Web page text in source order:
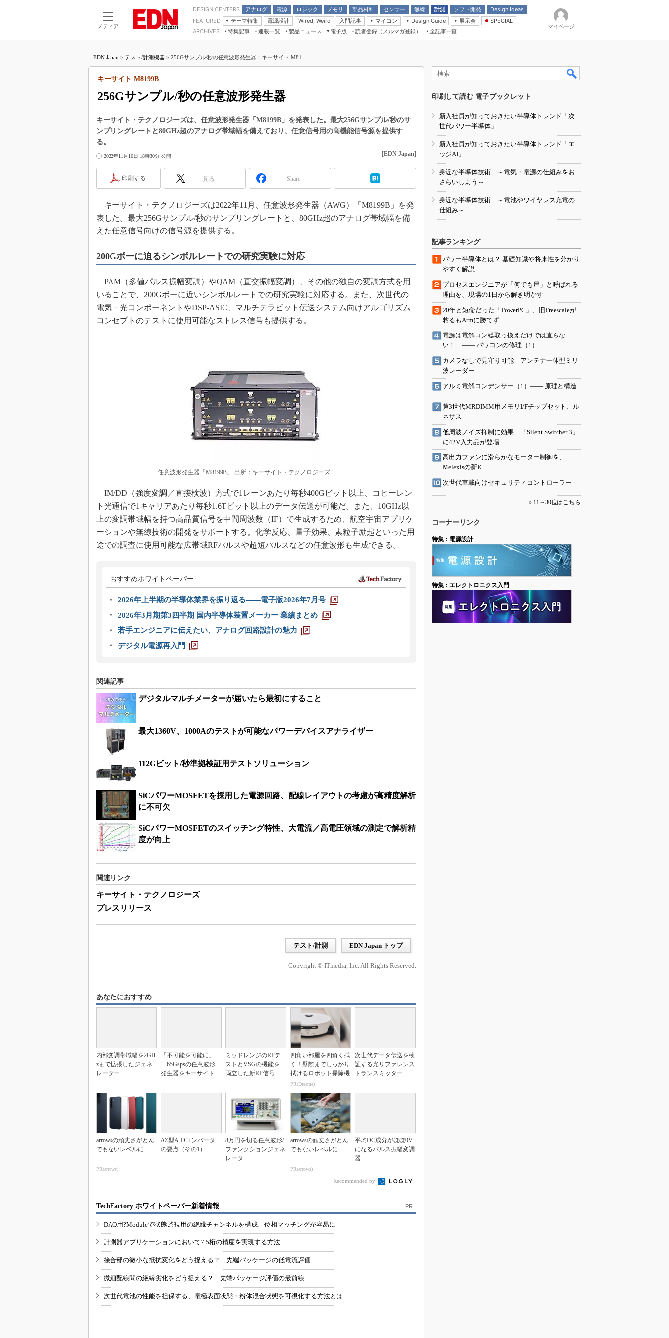
メディア
DESIGN CENTERS アナログ
電源
モーター
ロジック
LSI
メモリ
部品材料
受動部品
センサー 無線 計測 ソフト開発
Design Ideas
アナログ機能回路
計測とテスト
FEATURED
テーマ特集
つながるクルマ
エレクトロニクス入門
医療エレ（EE Times Japan）
電源設計 Wired, Weird
入門記事
モーター入門
マイコン
マイコン講座
Design Guide
計測機器
展示会
CEATEC
組込み/エッジコンピューティング展
SPECIAL
Microchip情報
ARCHIVES 特集記事
連載一覧
マイクロプロセッサ懐古録
用講座
たった2つの式で始めるDC/DCコン
バーターの設計
DC-DCコンバーター活用講座
Wired, Weird
高速シリアル伝送技術講座
ズ編
めざせ高効率！ モーター駆動入門講
Bluetooth mesh入門
最新記事一覧
計測器メーカーから見た5G
USB Type-Cの登場で評価試験はど
う変わる？
製品ニュース
電子版
電子ブックレット
読者登録（メルマガ登録） 全記事一覧
マイページ
EDN Japan > テスト/計測機器 > 256Gサンプル/秒の任意波形発生器：キーサイト M81...
256Gサンプル/秒の任意波形発生器
キーサイト M8199B
キーサイト・テクノロジーズは、任意波形発生器「M8199B」を発表した。最大256Gサンプル/秒のサ
ンプリングレートと80GHz超のアナログ帯域幅を備えており、任意信号用の高機能信号源を提供す
る。
2022年11月16日 18時30分 公開 [EDN Japan]
印刷する 見る Share
キーサイト・テクノロジーズは2022年11月、任意波形発生器（AWG）「M8199B」を発
表した。最大256Gサンプル/秒のサンプリングレートと、80GHz超のアナログ帯域幅を備
えた任意信号向けの信号源を提供する。
200Gボーに迫るシンボルレートでの研究実験に対応
PAM（多値パルス振幅変調）やQAM（直交振幅変調）、その他の独自の変調方式を用
いることで、200Gボーに近いシンボルレートでの研究実験に対応する。また、次世代の
電気－光コンポーネントやDSP-ASIC、マルチテラビット伝送システム向けアルゴリズム
コンセプトのテストに使用可能なストレス信号も提供する。
任意波形発生器「M8199B」 出所：キーサイト・テクノロジーズ
IM/DD（強度変調／直接検波）方式で1レーンあたり毎秒400Gビット以上、コヒーレン
ト光通信で1キャリアあたり毎秒1.6Tビット以上のデータ伝送が可能だ。また、10GHz以
上の変調帯域幅を持つ高品質信号を中間周波数（IF）で生成するため、航空宇宙アプリケ
ーションや無線技術の開発をサポートする。化学反応、量子効果、素粒子励起といった用
途での調査に使用可能な広帯域RFパルスや超短パルスなどの任意波形も生成できる。
おすすめホワイトペーパー
2026年上半期の半導体業界を振り返る――電子版2026年7月号
2026年3月期第3四半期 国内半導体装置メーカー 業績まとめ
若手エンジニアに伝えたい、アナログ回路設計の魅力
デジタル電源再入門
関連記事
デジタルマルチメーターが届いたら最初にすること
最大1360V、1000Aのテストが可能なパワーデバイスアナライザー
112Gビット/秒準拠検証用テストソリューション
SiCパワーMOSFETを採用した電源回路、配線レイアウトの考慮が高精度解析
に不可欠
SiCパワーMOSFETのスイッチング特性、大電流／高電圧領域の測定で解析精
度が向上
関連リンク
キーサイト・テクノロジーズ
プレスリリース
テスト/計測 EDN Japan トップ
Copyright © ITmedia, Inc. All Rights Reserved.
あなたにおすすめ
内部変調帯域幅を2GH
zまで拡張したジェネ
レーター
「不可能を可能に」―
―65Gspsの任意波形
発生器をキーサイトが
ミッドレンジのRFテ
ストとVSGの機能を
両立した新RF信号発
四角い部屋を四角く拭
く！壁際までしっかり
拭けるロボット掃除機
PR(Dreame)
次世代データ伝送を検
証する光リファレンス
トランスミッター
arrowsの頑丈さがとん
でもないレベルに
PR(arrows)
ΔΣ型A-Dコンバータ
の要点（その1）
8万円を切る任意波形/
ファンクションジェネ
レータ
arrowsの頑丈さがとん
でもないレベルに
PR(arrows)
平均DC成分がほぼ0V
になるパルス振幅変調
器
Recommended by
TechFactory ホワイトペーパー新着情報 PR
DAQ用?Moduleで状態監視用の絶縁チャンネルを構成、位相マッチングが容易に
計測器アプリケーションにおいて7.5桁の精度を実現する方法
接合部の微小な抵抗変化をどう捉える？ 先端パッケージの低電流評価
微細配線間の絶縁劣化をどう捉える？ 先端パッケージ評価の最前線
次世代電池の性能を担保する、電極表面状態・粉体混合状態を可視化する方法とは
印刷して読む 電子ブックレット
新入社員が知っておきたい半導体トレンド「次
世代パワー半導体」
新入社員が知っておきたい半導体トレンド「エ
ッジAI」
身近な半導体技術 ～電気・電源の仕組みをお
さらいしよう～
身近な半導体技術 ～電池やワイヤレス充電の
仕組み～
記事ランキング
パワー半導体とは？ 基礎知識や将来性を分かり
やすく解説
プロセスエンジニアが「何でも屋」と呼ばれる
理由を、現場の1日から解き明かす
20年と短命だった「PowerPC」、旧Freescaleが
粘るもArmに勝てず
電源は電解コン総取っ換えだけでは直らな
い！ ―― パワコンの修理（1）
カメラなしで見守り可能 アンテナ一体型ミリ
波レーダー
アルミ電解コンデンサー（1）―― 原理と構造
第3世代MRDIMM用メモリI/Fチップセット、ル
ネサス
低周波ノイズ抑制に効果 「Silent Switcher 3」
に42V入力品が登場
高出力ファンに滑らかなモーター制御を、
Melexisの新IC
次世代車載向けセキュリティコントローラー
» 11～30位はこちら
コーナーリンク
特集：電源設計
特集：エレクトロニクス入門